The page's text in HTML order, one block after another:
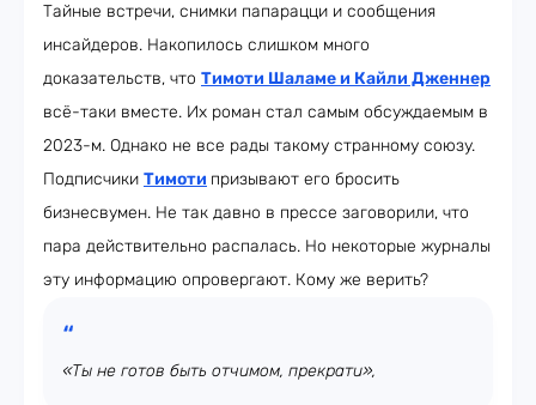
Тайные встречи, снимки папарацци и сообщения
инсайдеров. Накопилось слишком много
доказательств, что Тимоти Шаламе и Кайли Дженнер
всё-таки вместе. Их роман стал самым обсуждаемым в
2023-м. Однако не все рады такому странному союзу.
Подписчики Тимоти призывают его бросить
бизнесвумен. Не так давно в прессе заговорили, что
пара действительно распалась. Но некоторые журналы
эту информацию опровергают. Кому же верить?
«Ты не готов быть отчимом, прекрати»,